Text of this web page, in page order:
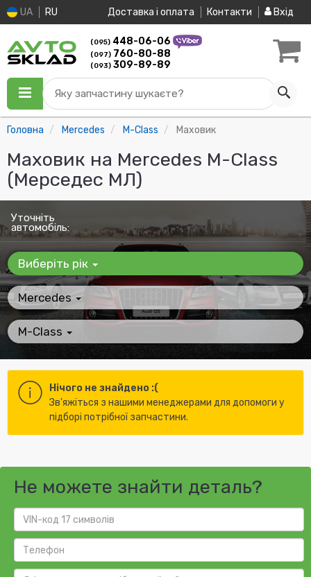
UA RU Доставка і оплата Контакти Вхід
(095) 448-06-06
(097) 760-80-88
(093) 309-89-89
Яку запчастину шукаєте?
Головна Mercedes M-Class Маховик
Маховик на Mercedes M-Class
(Мерседес МЛ)
Уточніть
автомобіль:
Виберіть рік
Mercedes
M-Class
Нічого не знайдено :(
Зв'яжіться з нашими менеджерами для допомоги у
підборі потрібної запчастини.
Не можете знайти деталь?